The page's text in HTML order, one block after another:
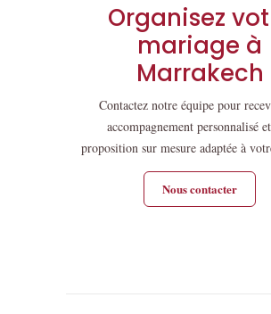
Organisez
mariage à
Marrakech
Contactez notre équipe pour
accompagnement personnalisé
proposition sur mesure adaptée à
Nous contacter